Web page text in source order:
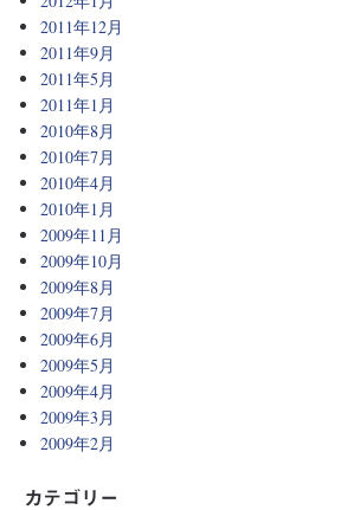
2011年12月
2011年9月
2011年5月
2011年1月
2010年8月
2010年7月
2010年4月
2010年1月
2009年11月
2009年10月
2009年8月
2009年7月
2009年6月
2009年5月
2009年4月
2009年3月
2009年2月
カテゴリー